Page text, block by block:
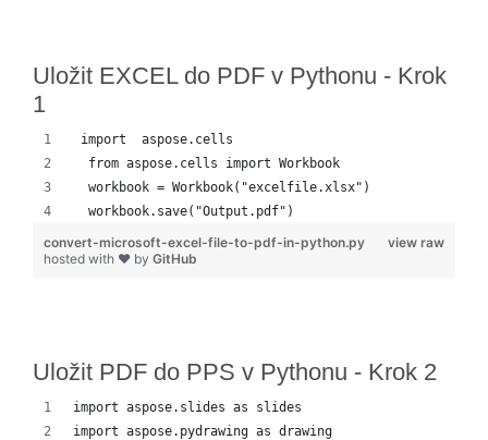
Uložit EXCEL do PDF v Pythonu - Krok
1
import  aspose.cells
  from aspose.cells import Workbook
  workbook = Workbook("excelfile.xlsx")
  workbook.save("Output.pdf")
view raw
convert-microsoft-excel-file-to-pdf-in-python.py
hosted with ❤ by GitHub
Uložit PDF do PPS v Pythonu - Krok 2
import aspose.slides as slides
import aspose.pydrawing as drawing